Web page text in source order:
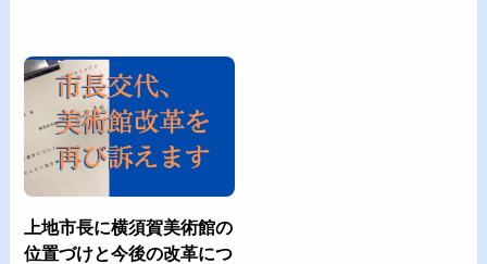
上地市長に横須賀美術館の
位置づけと今後の改革につ